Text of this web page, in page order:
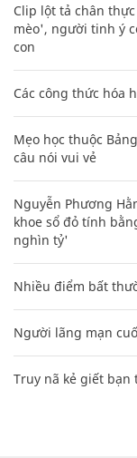
Clip lột tả chân
mèo', người tinh ý
con
Các công thức hóa
Mẹo học thuộc
câu nói vui vẻ
Nguyễn Phương
khoe sổ đỏ tính
nghìn tỷ'
Nhiều điểm bất
Người lãng mạn
Truy nã kẻ giết